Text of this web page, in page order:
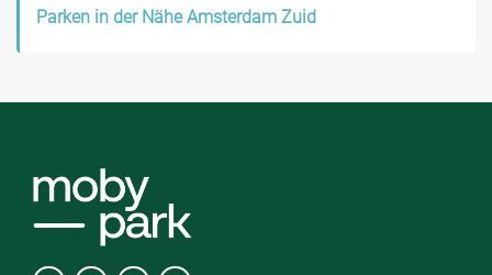
Parken in der Nähe Amsterdam Zuid